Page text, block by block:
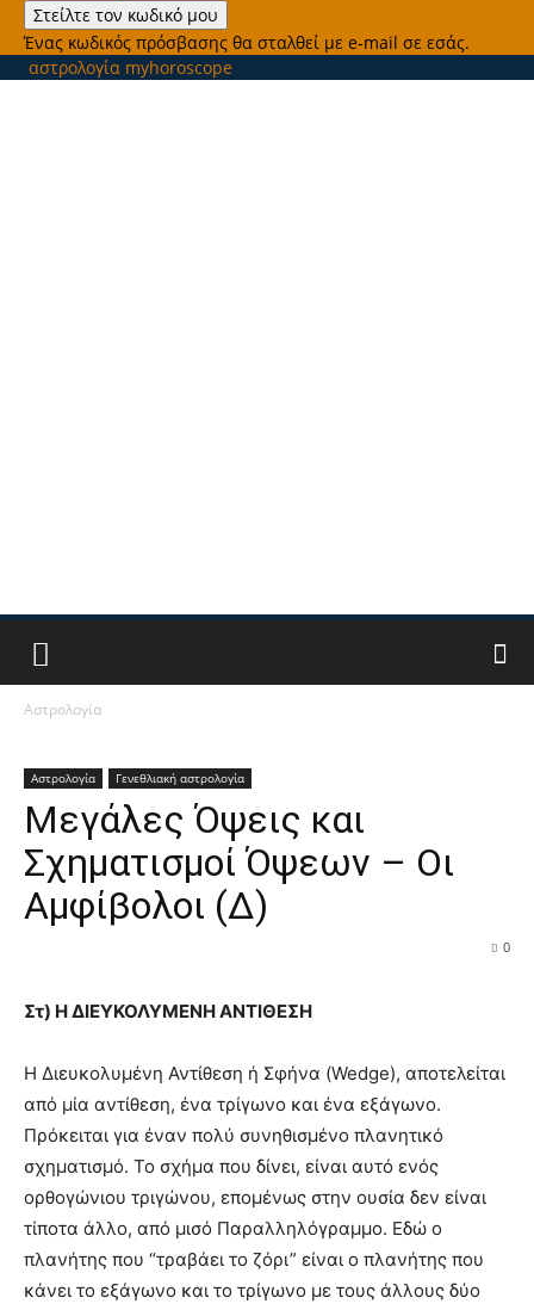
Ένας κωδικός πρόσβασης θα σταλθεί με e-mail σε εσάς.
αστρολογία myhoroscope
Αστρολογία
Αστρολογία Γενεθλιακή αστρολογία
Μεγάλες Όψεις και
Σχηματισμοί Όψεων – Οι
Αμφίβολοι (Δ)
0
Στ) Η ΔΙΕΥΚΟΛΥΜΕΝΗ ΑΝΤΙΘΕΣΗ
Η Διευκολυμένη Αντίθεση ή Σφήνα (Wedge), αποτελείται
από μία αντίθεση, ένα τρίγωνο και ένα εξάγωνο.
Πρόκειται για έναν πολύ συνηθισμένο πλανητικό
σχηματισμό. Το σχήμα που δίνει, είναι αυτό ενός
ορθογώνιου τριγώνου, επομένως στην ουσία δεν είναι
τίποτα άλλο, από μισό Παραλληλόγραμμο. Εδώ ο
πλανήτης που “τραβάει το ζόρι” είναι ο πλανήτης που
κάνει το εξάγωνο και το τρίγωνο με τους άλλους δύο